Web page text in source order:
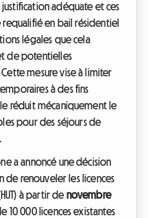
adéquate et ces
en bail résidentiel
légales que cela
de potentielles
mesure vise à limiter
à des fins
réduit mécaniquement le
pour des séjours de
a annoncé une décision
de renouveler les licences
à partir denovembre
10 000 licences existantes